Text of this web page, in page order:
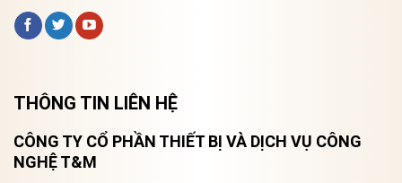
THÔNG TIN LIÊN HỆ
CÔNG TY CỔ PHẦN THIẾT BỊ VÀ DỊCH VỤ CÔNG
NGHỆ T&M